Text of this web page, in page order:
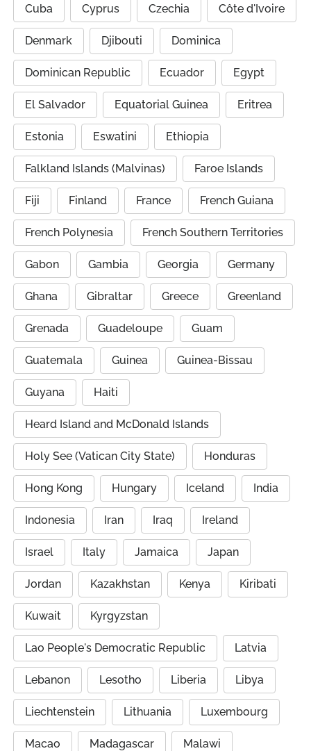
Cuba Cyprus Czechia Côte d'Ivoire
Denmark Djibouti Dominica
Dominican Republic Ecuador Egypt
El Salvador Equatorial Guinea Eritrea
Estonia Eswatini Ethiopia
Falkland Islands (Malvinas) Faroe Islands
Fiji Finland France French Guiana
French Polynesia French Southern Territories
Gabon Gambia Georgia Germany
Ghana Gibraltar Greece Greenland
Grenada Guadeloupe Guam
Guatemala Guinea Guinea-Bissau
Guyana Haiti
Heard Island and McDonald Islands
Holy See (Vatican City State) Honduras
Hong Kong Hungary Iceland India
Indonesia Iran Iraq Ireland
Israel Italy Jamaica Japan
Jordan Kazakhstan Kenya Kiribati
Kuwait Kyrgyzstan
Lao People's Democratic Republic Latvia
Lebanon Lesotho Liberia Libya
Liechtenstein Lithuania Luxembourg
Macao Madagascar Malawi